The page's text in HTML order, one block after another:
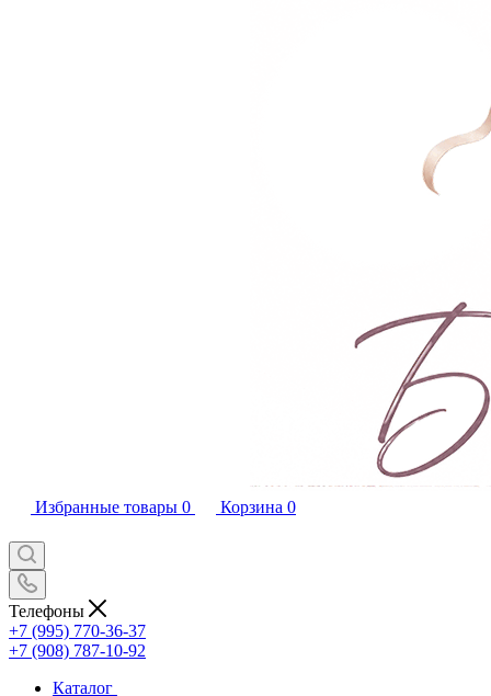
Избранные товары 0 Корзина 0
Телефоны
+7 (995) 770-36-37
+7 (908) 787-10-92
Каталог